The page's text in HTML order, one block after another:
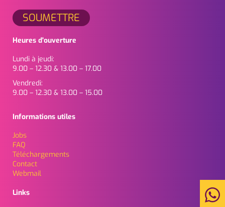
Heures d'ouverture
Lundi à jeudi:
9.00 – 12.30 & 13.00 – 17.00
Vendredi:
9.00 – 12.30 & 13.00 – 15.00
Informations utiles
Jobs
FAQ
Téléchargements
Contact
Webmail
Links